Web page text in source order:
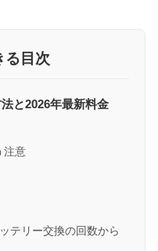
る目次
と2026年最新料金
注意
テリー交換の回数から